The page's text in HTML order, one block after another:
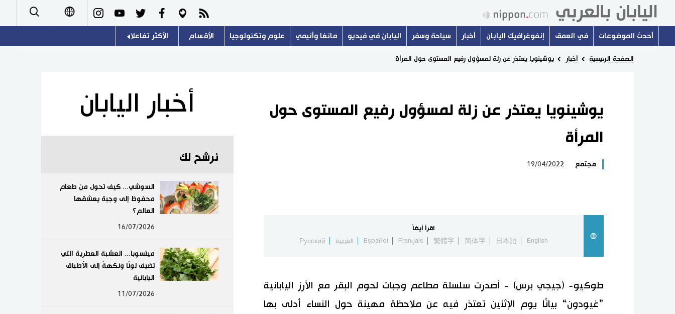
Русский
أحدث الموضوعات في العمق إنفوغرافيك اليابان أخبار سياحة وسفر اليابان في فيديو مانغا وأنيمي علوم وتكنولوجيا الأقسام
تجارب وآراء
سياسة
اقتصاد
مجتمع
ثقافة
طوكيو
الأكثر تفاعلا
هو وهي
المطبخ الياباني
الصفحة الرئيسية أخبار يوشينويا يعتذر عن زلة لمسؤول رفيع المستوى حول المرأة
يوشينويا يعتذر عن زلة لمسؤول رفيع المستوى حول
المرأة
مجتمع 19/04/2022
اقرأ أيضاً
English
日本語
简体字
繁體字
Français
Español العربية Русский
طوكيو- (جيجي برس) - أصدرت سلسلة مطاعم وجبات لحوم البقر مع الأرز اليابانية
”غيودون“ بيانًا يوم الإثنين تعتذر فيه عن ملاحظة مهينة حول النساء أدلى بها
أخبار اليابان
نرشح لك
السوشي... كيف تحول من طعام
محفوظ إلى وجبة يعشقها
العالم؟
16/07/2026
ميتسوبا... العشبة العطرية التي
تضيف لونًا ونكهةً إلى الأطباق
اليابانية
11/07/2026